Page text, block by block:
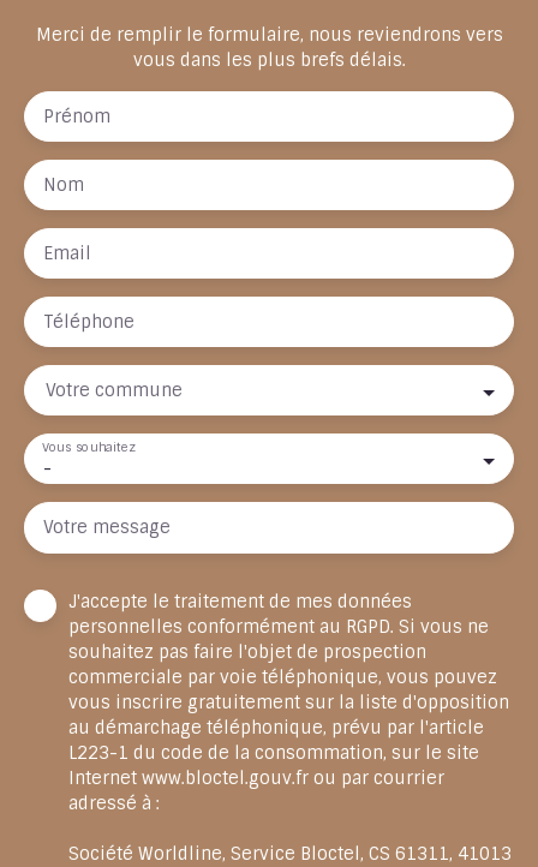
Merci de remplir le formulaire, nous reviendrons vers
vous dans les plus brefs délais.
Prénom
Nom
Email
Téléphone
Votre commune
-
Vous souhaitez
Votre message
J'accepte le traitement de mes données
personnelles conformément au RGPD. Si vous ne
souhaitez pas faire l'objet de prospection
commerciale par voie téléphonique, vous pouvez
vous inscrire gratuitement sur la liste d'opposition
au démarchage téléphonique, prévu par l'article
L223-1 du code de la consommation, sur le site
Internet www.bloctel.gouv.fr ou par courrier
adressé à :
Société Worldline, Service Bloctel, CS 61311, 41013